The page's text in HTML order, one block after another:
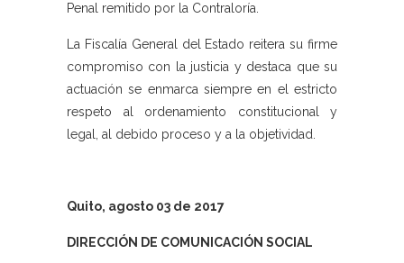
Penal remitido por la Contraloría.
La Fiscalía General del Estado reitera su firme
compromiso con la justicia y destaca que su
actuación se enmarca siempre en el estricto
respeto al ordenamiento constitucional y
legal, al debido proceso y a la objetividad.
Quito, agosto 03 de 2017
DIRECCIÓN DE COMUNICACIÓN SOCIAL